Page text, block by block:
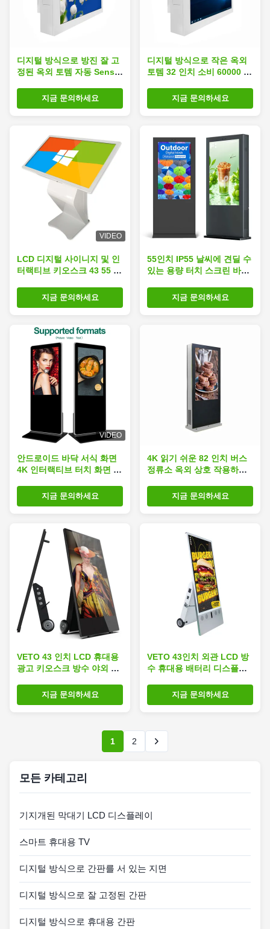
디지털 방식으로 방진 잘 고
정된 옥외 토템 자동 Senso
529mm지금 문의하세요
디지털 방식으로 작은 옥외
토템 32 인치 소비 60000 시
지금 문의하세요
VIDEO
LCD 디지털 사이니지 및 인
터랙티브 키오스크 43 55 65
지금 문의하세요
55인치 IP55 날씨에 견딜 수
있는 용량 터치 스크린 바닥
지금 문의하세요
VIDEO
안드로이드 바닥 서식 화면
4K 인터랙티브 터치 화면 디
지금 문의하세요
4K 읽기 쉬운 82 인치 버스
정류소 옥외 상호 작용하는
지금 문의하세요
VETO 43 인치 LCD 휴대용
광고 키오스크 방수 야외 배
지금 문의하세요
VETO 43인치 외관 LCD 방
수 휴대용 배터리 디스플레
지금 문의하세요
1 2
모든 카테고리
기지개된 막대기 LCD 디스플레이
스마트 휴대용 TV
디지털 방식으로 간판를 서 있는 지면
디지털 방식으로 잘 고정된 간판
디지털 방식으로 휴대용 간판